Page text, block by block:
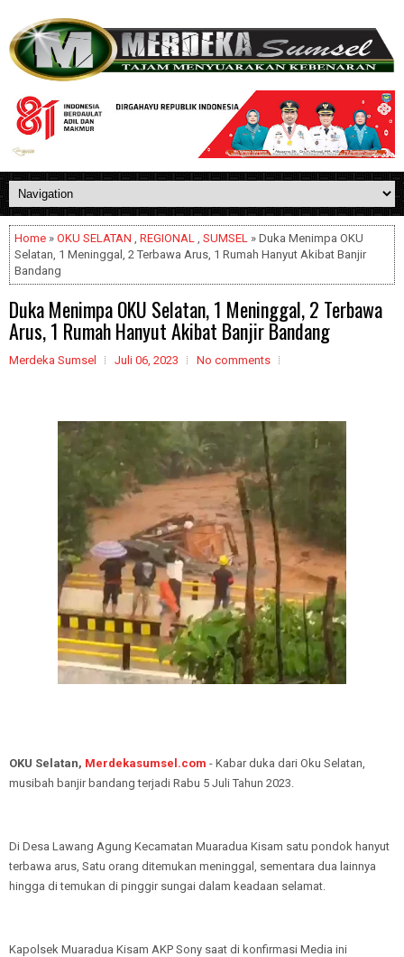
Home » OKU SELATAN , REGIONAL , SUMSEL » Duka Menimpa OKU
Selatan, 1 Meninggal, 2 Terbawa Arus, 1 Rumah Hanyut Akibat Banjir
Bandang
Duka Menimpa OKU Selatan, 1 Meninggal, 2 Terbawa
Arus, 1 Rumah Hanyut Akibat Banjir Bandang
Merdeka Sumsel Juli 06, 2023 No comments
OKU Selatan, Merdekasumsel.com - Kabar duka dari Oku Selatan,
musibah banjir bandang terjadi Rabu 5 Juli Tahun 2023.
Di Desa Lawang Agung Kecamatan Muaradua Kisam satu pondok hanyut
terbawa arus, Satu orang ditemukan meninggal, sementara dua lainnya
hingga di temukan di pinggir sungai dalam keadaan selamat.
Kapolsek Muaradua Kisam AKP Sony saat di konfirmasi Media ini